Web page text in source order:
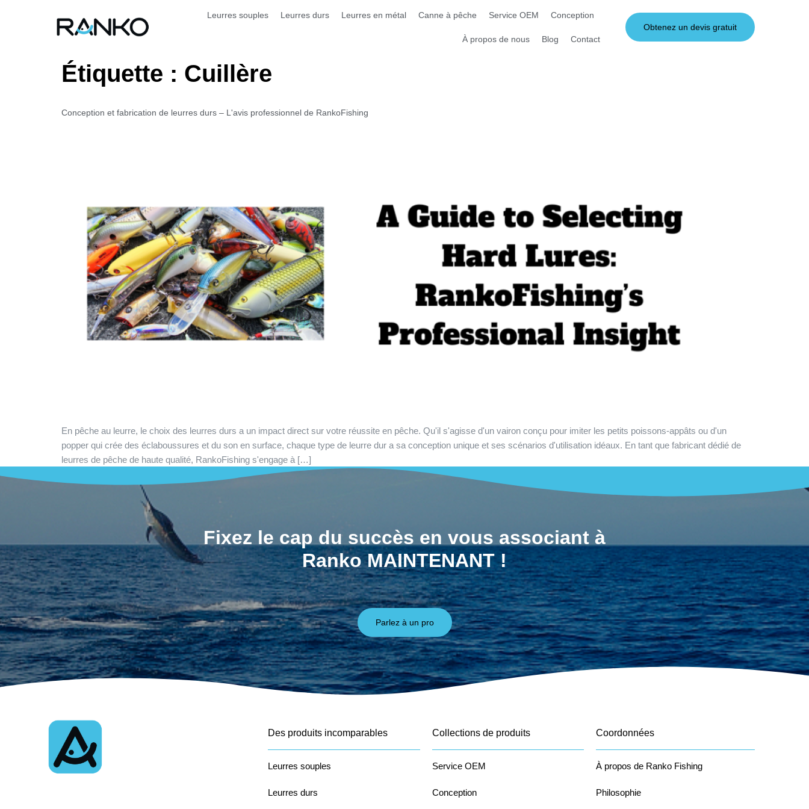
Leurres souples Leurres durs Leurres en métal Canne à pêche Service OEM Conception
À propos de nous Blog Contact
Obtenez un devis gratuit
Étiquette : Cuillère
Conception et fabrication de leurres durs – L'avis professionnel de RankoFishing
En pêche au leurre, le choix des leurres durs a un impact direct sur votre réussite en pêche. Qu'il s'agisse d'un vairon conçu pour imiter les petits poissons-appâts ou d'un
popper qui crée des éclaboussures et du son en surface, chaque type de leurre dur a sa conception unique et ses scénarios d'utilisation idéaux. En tant que fabricant dédié de
leurres de pêche de haute qualité, RankoFishing s'engage à […]
Fixez le cap du succès en vous associant à
Ranko MAINTENANT !
Parlez à un pro
Des produits incomparables
Leurres souples
Leurres durs
Collections de produits
Service OEM
Conception
Coordonnées
À propos de Ranko Fishing
Philosophie